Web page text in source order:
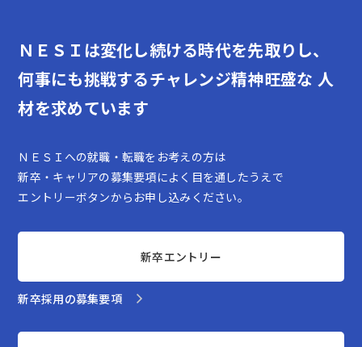
ＮＥＳＩは変化し続ける時代を先取りし、
何事にも挑戦するチャレンジ精神旺盛な 人
材を求めています
ＮＥＳＩへの就職・転職をお考えの方は
新卒・キャリアの募集要項によく目を通したうえで
エントリーボタンからお申し込みください。
新卒エントリー
新卒採用の募集要項